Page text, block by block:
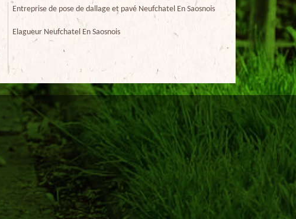
Entreprise de pose de dallage et pavé Neufchatel En Saosnois
Elagueur Neufchatel En Saosnois